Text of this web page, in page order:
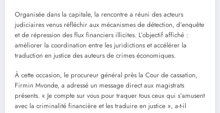
Organisée dans la capitale, la rencontre a réuni des acteurs
judiciaires venus réfléchir aux mécanismes de détection, d’enquête
et de répression des flux financiers illicites. L’objectif affiché :
améliorer la coordination entre les juridictions et accélérer la
traduction en justice des auteurs de crimes économiques.
À cette occasion, le procureur général près la Cour de cassation,
Firmin Mvonde, a adressé un message direct aux magistrats
présents. « Je compte sur vous pour traquer tous ceux qui s’amusent
avec la criminalité financière et les traduire en justice », a-t-il